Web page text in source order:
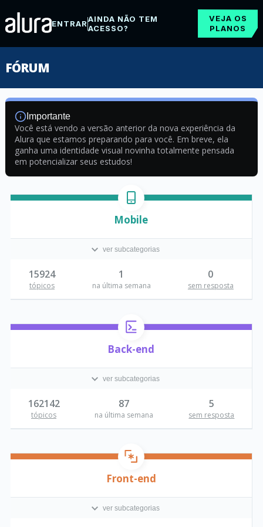
ENTRARAINDA NÃO TEM
ACESSO?
VEJA OS
PLANOS
FÓRUM
Importante
Você está vendo a versão anterior da nova experiência da
Alura que estamos preparando para você. Em breve, ela
ganha uma identidade visual novinha totalmente pensada
em potencializar seus estudos!
Mobile
ver subcategorias
15924
tópicos
1
na última semana
0
sem resposta
Back-end
ver subcategorias
162142
tópicos
87
na última semana
5
sem resposta
Front-end
ver subcategorias